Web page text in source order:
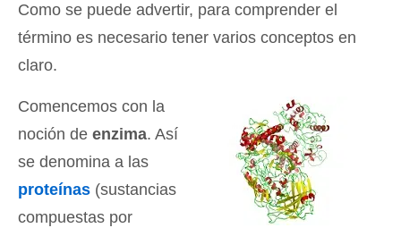
Como se puede advertir, para comprender el
término es necesario tener varios conceptos en
claro.
Comencemos con la
noción de enzima. Así
se denomina a las
proteínas (sustancias
compuestas por